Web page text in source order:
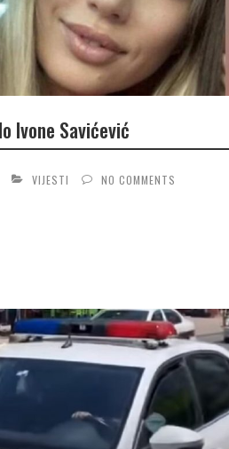
Ivone Savićević
VIJESTI NO COMMENTS